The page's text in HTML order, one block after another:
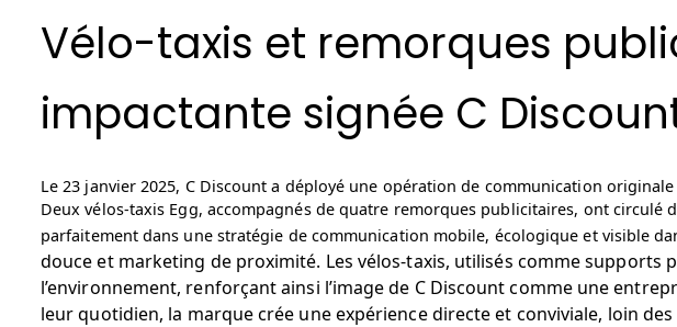
Vélo-taxis et remorques
impactante signée C
Le 23 janvier 2025, C Discount a déployé une opération de communication
Deux vélos-taxis Egg, accompagnés de quatre remorques publicitaires, ont
parfaitement dans une stratégie de communication mobile, écologique et visible
douce et marketing de proximité. Les vélos-taxis, utilisés comme
l’environnement, renforçant ainsi l’image de C Discount comme une
leur quotidien, la marque crée une expérience directe et conviviale, loin